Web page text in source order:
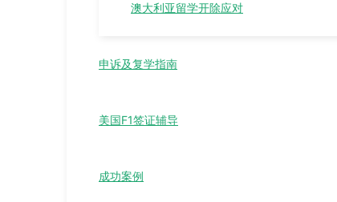
澳大利亚留学开除应对
申诉及复学指南
美国F1签证辅导
成功案例